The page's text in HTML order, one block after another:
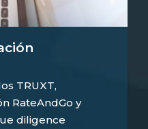
TRUXT,
RateAndGo y
diligence